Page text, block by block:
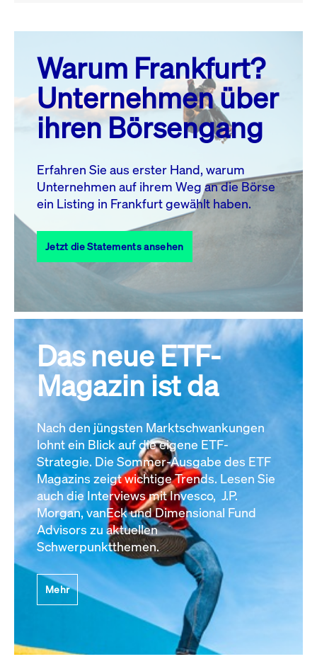
August 26
MO. DI. MI. DO. FR. SA. SO.
1
2
3
4 5 6 7 8
10 11 13 14
17
18 19 20 21 22
23
27 28
31
Alle Events
Warum Frankfurt?
Unternehmen über
ihren Börsengang
Erfahren Sie aus erster Hand, warum
Unternehmen auf ihrem Weg an die Börse
ein Listing in Frankfurt gewählt haben.
Jetzt die Statements ansehen
Das neue ETF-
Magazin ist da
Nach den jüngsten Marktschwankungen
lohnt ein Blick auf die eigene ETF-
Strategie. Die Sommer-Ausgabe des ETF
Magazins zeigt wichtige Trends. Lesen Sie
auch die Interviews mit Invesco, J.P.
Morgan, vanEck und Dimensional Fund
Advisors zu aktuellen
Schwerpunktthemen.
Mehr